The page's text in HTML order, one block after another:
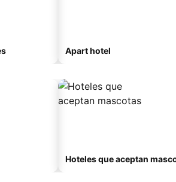
Apart hotel
Hoteles que aceptan